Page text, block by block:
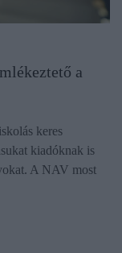
a
keres
kiadóknak is
A NAV most